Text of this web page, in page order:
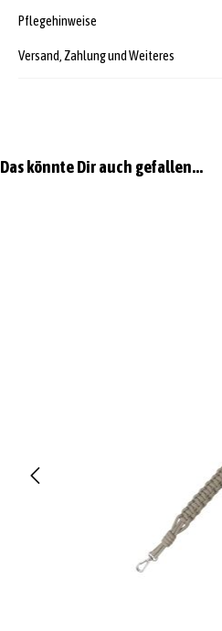
Pflegehinweise
Versand, Zahlung und Weiteres
Produktgalerie überspringen
Das könnte Dir auch gefallen...